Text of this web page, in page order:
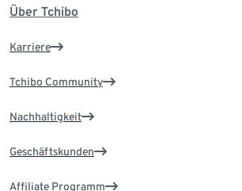
Über Tchibo
Karriere
Tchibo Community
Nachhaltigkeit
Geschäftskunden
Affiliate Programm